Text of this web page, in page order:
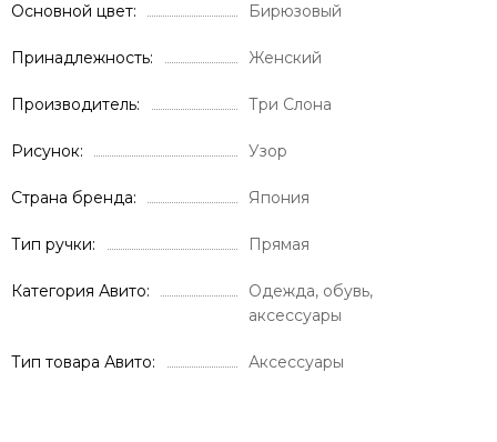
Основной цвет Бирюзовый
Принадлежность Женский
Производитель Три Слона
Рисунок Узор
Страна бренда Япония
Тип ручки Прямая
Категория Авито
Одежда, обувь,
аксессуары
Тип товара Авито Аксессуары